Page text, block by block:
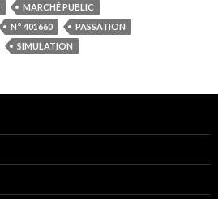
MARCHÉ PUBLIC
N° 401660
PASSATION
SIMULATION